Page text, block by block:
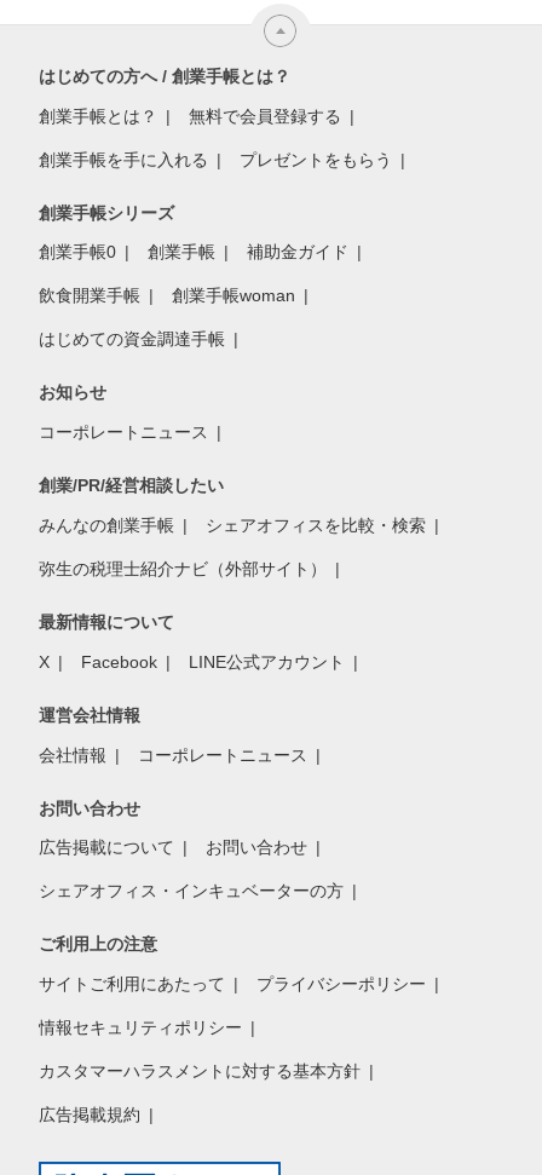
はじめての方へ / 創業手帳とは？
創業手帳とは？ 無料で会員登録する
創業手帳を手に入れる プレゼントをもらう
創業手帳シリーズ
創業手帳0 創業手帳 補助金ガイド
飲食開業手帳 創業手帳woman
はじめての資金調達手帳
お知らせ
コーポレートニュース
創業/PR/経営相談したい
みんなの創業手帳 シェアオフィスを比較・検索
弥生の税理士紹介ナビ（外部サイト）
最新情報について
X Facebook LINE公式アカウント
運営会社情報
会社情報 コーポレートニュース
お問い合わせ
広告掲載について お問い合わせ
シェアオフィス・インキュベーターの方
ご利用上の注意
サイトご利用にあたって プライバシーポリシー
情報セキュリティポリシー
カスタマーハラスメントに対する基本方針
広告掲載規約